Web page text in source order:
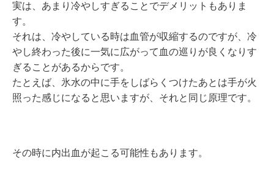
実は、あまり冷やしすぎることでデメリットもありま
す。
それは、冷やしている時は血管が収縮するのですが、冷
やし終わった後に一気に広がって血の巡りが良くなりす
ぎることがあるからです。
たとえば、氷水の中に手をしばらくつけたあとは手が火
照った感じになると思いますが、それと同じ原理です。
その時に内出血が起こる可能性もあります。